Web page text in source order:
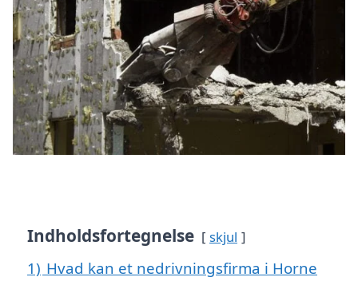
Indholdsfortegnelse skjul
1) Hvad kan et nedrivningsfirma i Horne